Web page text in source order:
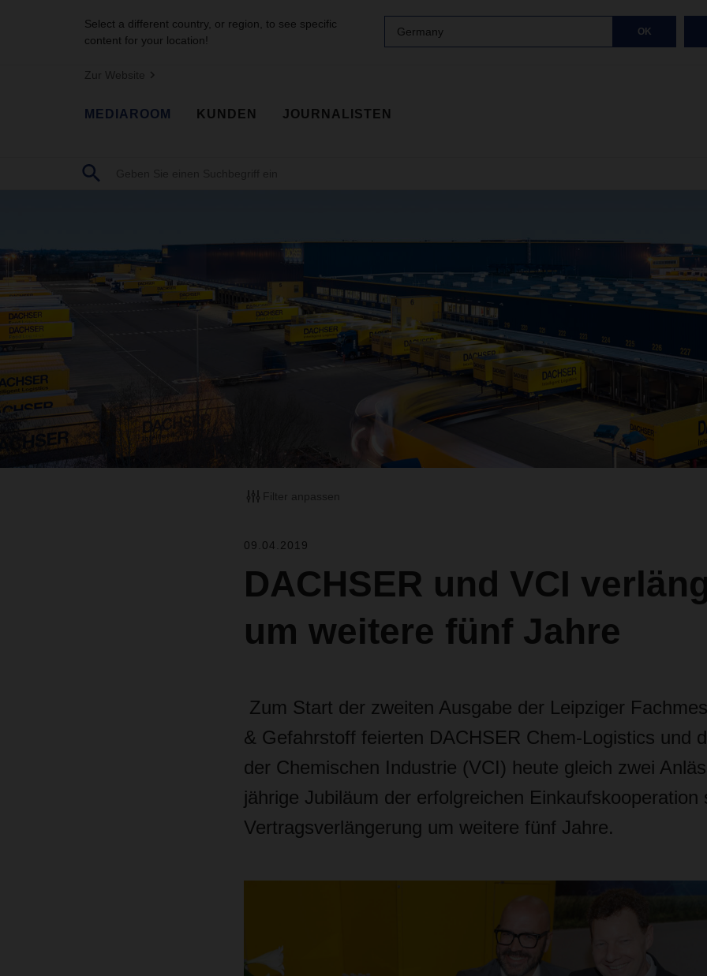
Select a different country, or region, to see specific
content for your location!
Germany OK
Zur Website
MEDIAROOM KUNDEN JOURNALISTEN
Filter anpassen
09.04.2019
DACHSER und VCI
um weitere fünf Jahre
Zum Start der zweiten Ausgabe der Leipziger
& Gefahrstoff feierten DACHSER Chem-Logistics und
der Chemischen Industrie (VCI) heute gleich zwei
jährige Jubiläum der erfolgreichen Einkaufskooperation
Vertragsverlängerung um weitere fünf Jahre.